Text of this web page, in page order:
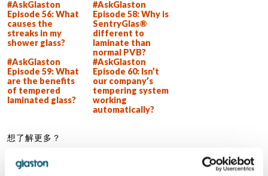
#AskGlaston
Episode 56: What
causes the
streaks in my
shower glass?
#AskGlaston
Episode 58: Why is
SentryGlas®
different to
laminate than
normal PVB?
#AskGlaston
Episode 59: What
are the benefits
of tempered
laminated glass?
#AskGlaston
Episode 60: Isn’t
our company’s
tempering system
working
automatically?
想了解更多？